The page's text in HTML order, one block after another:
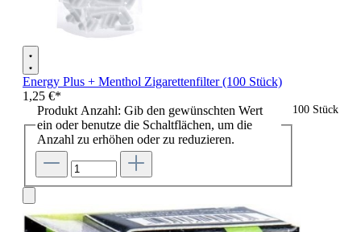
Energy Plus + Menthol Zigarettenfilter (100 Stück)
1,25 €*
100 Stück
Produkt Anzahl: Gib den gewünschten Wert
ein oder benutze die Schaltflächen, um die
Anzahl zu erhöhen oder zu reduzieren.